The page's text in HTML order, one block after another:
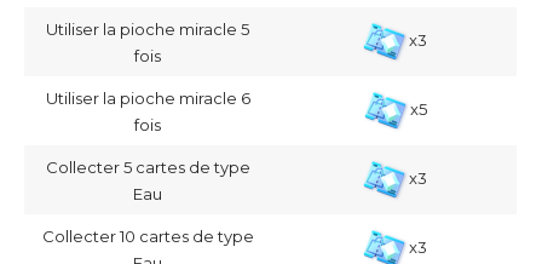
Utiliser la pioche miracle 5
fois
x3
Utiliser la pioche miracle 6
fois
x5
Collecter 5 cartes de type
Eau
x3
Collecter 10 cartes de type
x3